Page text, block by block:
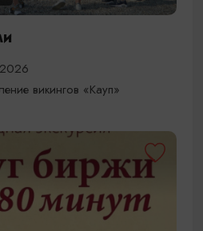
викингов «Кауп»